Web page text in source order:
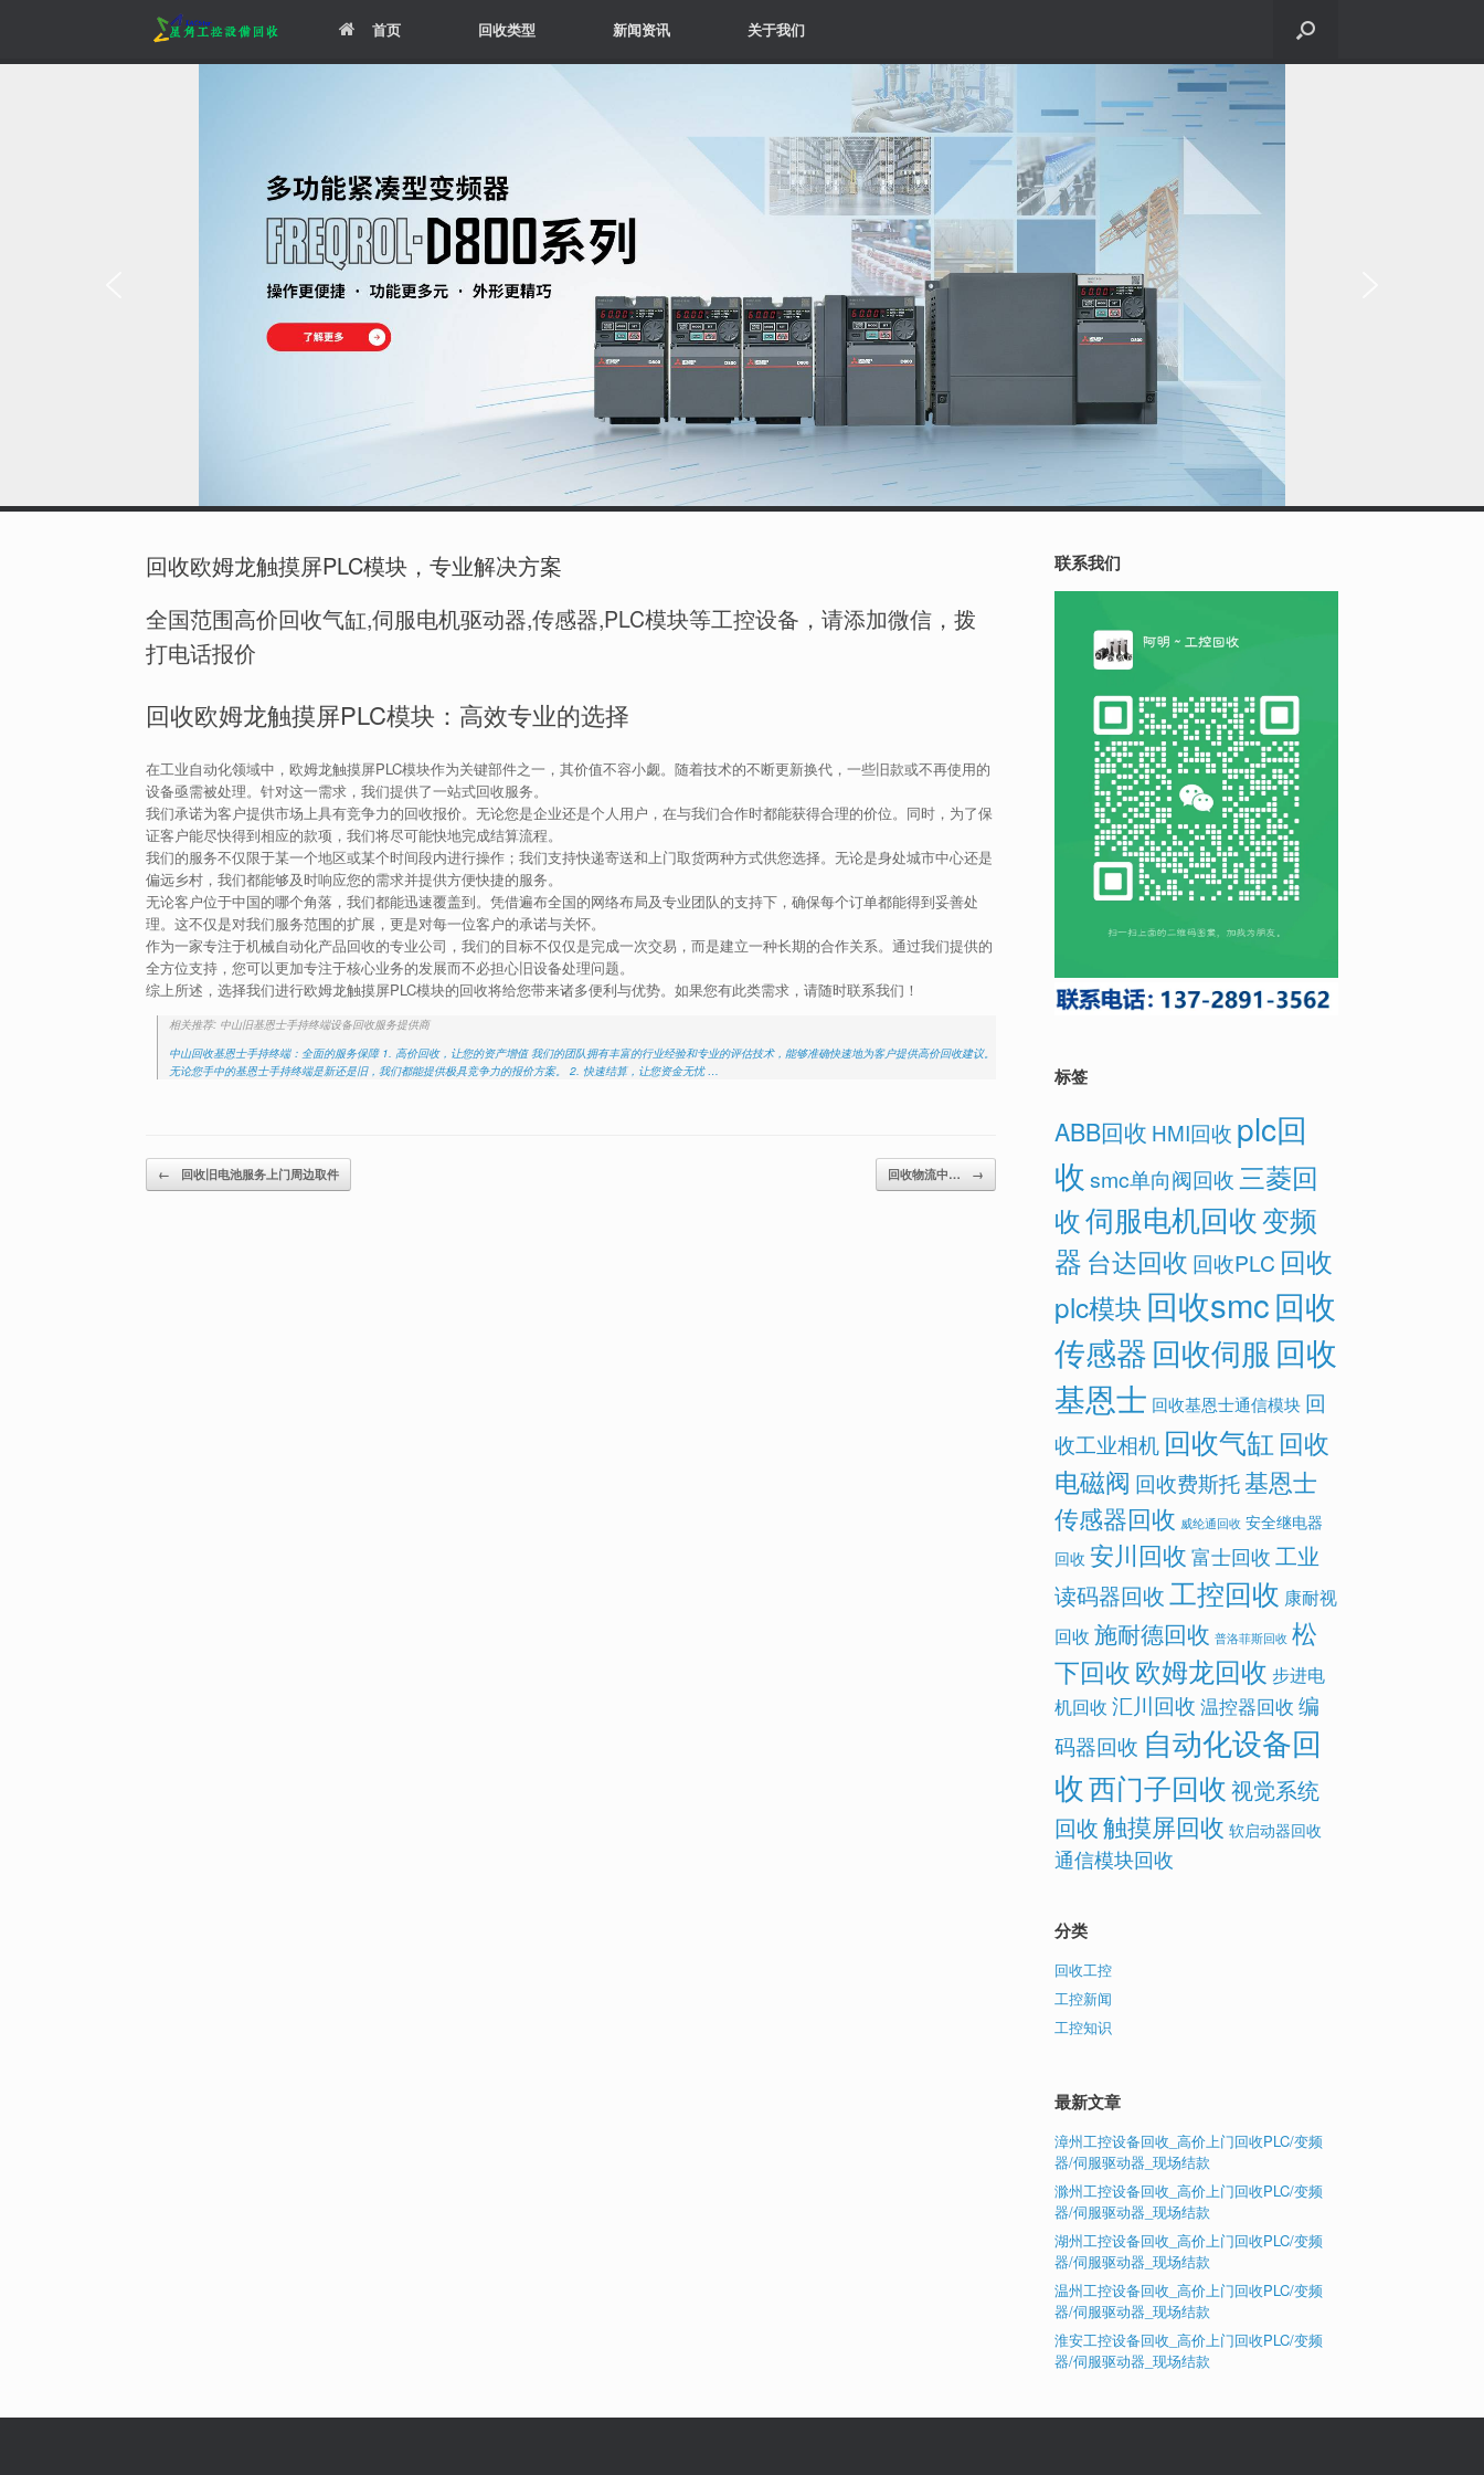
首页 回收类型 新闻资讯 关于我们
回收欧姆龙触摸屏PLC模块，专业解决方案
全国范围高价回收气缸,伺服电机驱动器,传感器,PLC模块等工控设备，请添加微信，拨
打电话报价
回收欧姆龙触摸屏PLC模块：高效专业的选择
在工业自动化领域中，欧姆龙触摸屏PLC模块作为关键部件之一，其价值不容小觑。随着技术的不断更新换代，一些旧款或不再使用的
设备亟需被处理。针对这一需求，我们提供了一站式回收服务。
我们承诺为客户提供市场上具有竞争力的回收报价。无论您是企业还是个人用户，在与我们合作时都能获得合理的价位。同时，为了保
证客户能尽快得到相应的款项，我们将尽可能快地完成结算流程。
我们的服务不仅限于某一个地区或某个时间段内进行操作；我们支持快递寄送和上门取货两种方式供您选择。无论是身处城市中心还是
偏远乡村，我们都能够及时响应您的需求并提供方便快捷的服务。
无论客户位于中国的哪个角落，我们都能迅速覆盖到。凭借遍布全国的网络布局及专业团队的支持下，确保每个订单都能得到妥善处
理。这不仅是对我们服务范围的扩展，更是对每一位客户的承诺与关怀。
作为一家专注于机械自动化产品回收的专业公司，我们的目标不仅仅是完成一次交易，而是建立一种长期的合作关系。通过我们提供的
全方位支持，您可以更加专注于核心业务的发展而不必担心旧设备处理问题。
综上所述，选择我们进行欧姆龙触摸屏PLC模块的回收将给您带来诸多便利与优势。如果您有此类需求，请随时联系我们！
相关推荐: 中山旧基恩士手持终端设备回收服务提供商
中山回收基恩士手持终端：全面的服务保障 1. 高价回收，让您的资产增值 我们的团队拥有丰富的行业经验和专业的评估技术，能够准确快速地为客户提供高价回收建议。
无论您手中的基恩士手持终端是新还是旧，我们都能提供极具竞争力的报价方案。 2. 快速结算，让您资金无忧 …
Post navigation
← 回收旧电池服务上门周边取件 回收物流中… →
联系我们
标签
ABB回收 HMI回收 plc回
收 smc单向阀回收三菱回
收伺服电机回收变频
器 台达回收 回收PLC 回收
plc模块 回收smc回收
传感器回收伺服 回收
基恩士 回收基恩士通信模块 回
收工业相机 回收气缸 回收
电磁阀 回收费斯托基恩士
传感器回收 威纶通回收 安全继电器
回收 安川回收 富士回收 工业
读码器回收工控回收 康耐视
回收 施耐德回收 普洛菲斯回收 松
下回收欧姆龙回收 步进电
机回收 汇川回收 温控器回收 编
码器回收 自动化设备回
收西门子回收视觉系统
回收触摸屏回收 软启动器回收
通信模块回收
分类
回收工控
工控新闻
工控知识
最新文章
漳州工控设备回收_高价上门回收PLC/变频
器/伺服驱动器_现场结款
滁州工控设备回收_高价上门回收PLC/变频
器/伺服驱动器_现场结款
湖州工控设备回收_高价上门回收PLC/变频
器/伺服驱动器_现场结款
温州工控设备回收_高价上门回收PLC/变频
器/伺服驱动器_现场结款
淮安工控设备回收_高价上门回收PLC/变频
器/伺服驱动器_现场结款